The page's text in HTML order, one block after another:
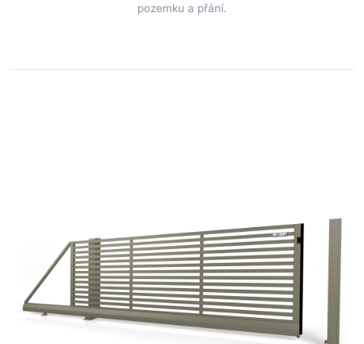
pozemku a přání.